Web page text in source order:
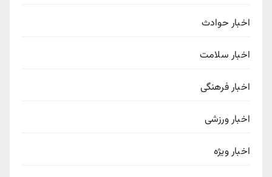
اخبار حوادث
اخبار سلامت
اخبار فرهنگی
اخبار ورزشی
اخبار ویژه